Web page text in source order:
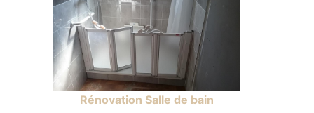
Rénovation Salle de bain